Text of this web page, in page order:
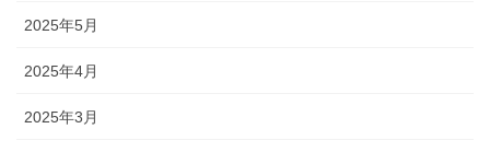
2025年5月
2025年4月
2025年3月